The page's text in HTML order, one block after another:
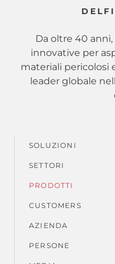
Da oltre 40
innovative per
materiali pericolosi
leader globale
Menu
di
piè
di
pagina
SOLUZIONI
SETTORI
PRODOTTI
CUSTOMERS
AZIENDA
PERSONE